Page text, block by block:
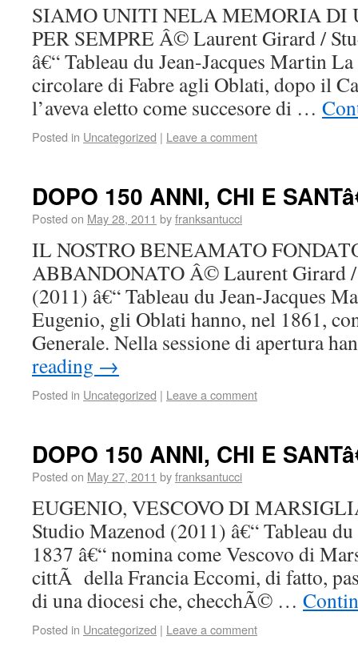
SIAMO UNITI NELA MEMORIA DI
PER SEMPRE Â© Laurent Girard /
â€“ Tableau du Jean-Jacques Martin
circolare di Fabre agli Oblati, dopo il
l’aveva eletto come succesore di …
Posted in Uncategorized | Leave a comment
DOPO 150 ANNI, CHI E
Posted on May 28, 2011 byfranksantucci
IL NOSTRO BENEAMATO
ABBANDONATO Â© Laurent Girard /
(2011) â€“ Tableau du Jean-Jacques
Eugenio, gli Oblati hanno, nel 1861,
Generale. Nella sessione di apertura
reading →
Posted in Uncategorized | Leave a comment
DOPO 150 ANNI, CHI E
Posted on May 27, 2011 byfranksantucci
EUGENIO, VESCOVO DI
Studio Mazenod (2011) â€“ Tableau
1837 â€“ nomina come Vescovo di
cittÃ della Francia Eccomi, di fatto,
di una diocesi che, checchÃ© …
Posted in Uncategorized | Leave a comment